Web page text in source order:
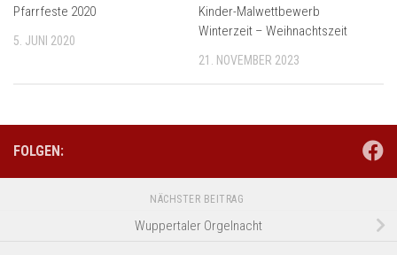
Pfarrfeste 2020
5. JUNI 2020
Kinder-Malwettbewerb
Winterzeit – Weihnachtszeit
21. NOVEMBER 2023
FOLGEN:
NÄCHSTER BEITRAG
Wuppertaler Orgelnacht